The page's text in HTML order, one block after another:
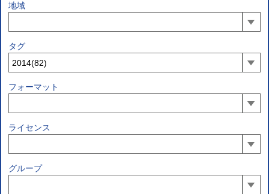
地域
タグ
フォーマット
ライセンス
グループ